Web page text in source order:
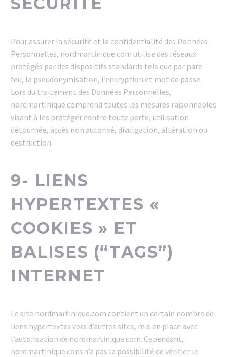
Pour assurer la sécurité et la confidentialité des Données
Personnelles, nordmartinique.com utilise des réseaux
protégés par des dispositifs standards tels que par pare-
feu, la pseudonymisation, l’encryption et mot de passe.
Lors du traitement des Données Personnelles,
nordmartinique.comprend toutes les mesures raisonnables
visant à les protéger contre toute perte, utilisation
détournée, accès non autorisé, divulgation, altération ou
destruction.
9- LIENS
HYPERTEXTES «
COOKIES » ET
BALISES (“TAGS”)
INTERNET
Le site nordmartinique.com contient un certain nombre de
liens hypertextes vers d’autres sites, mis en place avec
l’autorisation de nordmartinique.com. Cependant,
nordmartinique.com n’a pas la possibilité de vérifier le